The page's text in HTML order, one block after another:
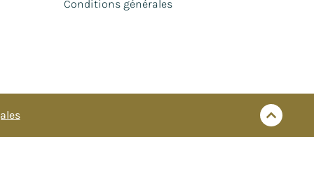
Conditions générales